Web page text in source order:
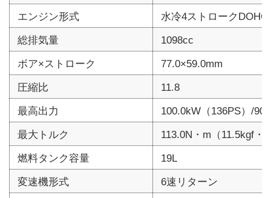
エンジン形式
水冷4ストローク
総排気量
1098cc
ボア×ストローク
77.0×59.0mm
圧縮比
11.8
最高出力
100.0kW（136PS）/
最大トルク
113.0N・m（11.5kgf・
燃料タンク容量
19L
変速機形式
6速リターン